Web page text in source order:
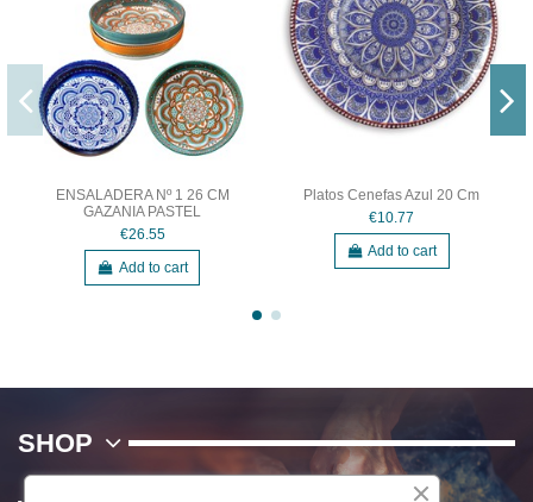
ENSALADERA Nº 1 26 CM
GAZANIA PASTEL
€26.55
Add to cart
Platos Cenefas Azul 20 Cm
€10.77
Add to cart
SHOP